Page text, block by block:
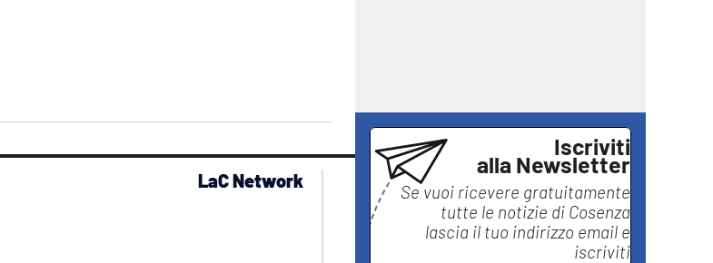
Iscriviti
alla Newsletter
Se vuoi ricevere gratuitamente
tutte le notizie di Cosenza
lascia il tuo indirizzo email e
iscriviti
LaC Network
lacplay.it
lactv.it
laconair.it
lacitymag.it
lacapitalenews.it
ilreggino.it
ilvibonese.it